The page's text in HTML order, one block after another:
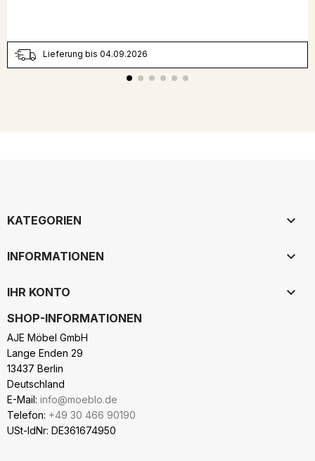
Lieferung bis 04.09.2026
KATEGORIEN 
INFORMATIONEN 
IHR KONTO 
SHOP-INFORMATIONEN
AJE Möbel GmbH
Lange Enden 29
13437 Berlin
Deutschland
E-Mail: info@moeblo.de
Telefon: +49 30 466 90190
USt-IdNr: DE361674950